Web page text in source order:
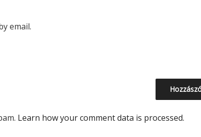
email.
Learn how your comment data is processed.